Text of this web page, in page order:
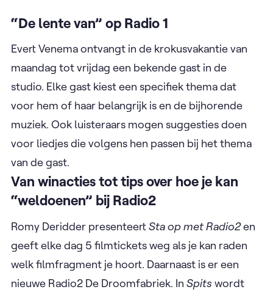
“De lente van” op Radio 1
Evert Venema ontvangt in de krokusvakantie van
maandag tot vrijdag een bekende gast in de
studio. Elke gast kiest een specifiek thema dat
voor hem of haar belangrijk is en de bijhorende
muziek. Ook luisteraars mogen suggesties doen
voor liedjes die volgens hen passen bij het thema
van de gast.
Van winacties tot tips over hoe je kan
“weldoenen” bij Radio2
Romy Deridder presenteertSta op met Radio2en
geeft elke dag 5 filmtickets weg als je kan raden
welk filmfragment je hoort. Daarnaast is er een
nieuwe Radio2 De Droomfabriek. In Spitswordt